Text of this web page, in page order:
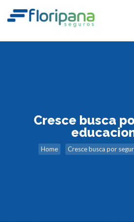
Cresce busca
Home Cresce busca por